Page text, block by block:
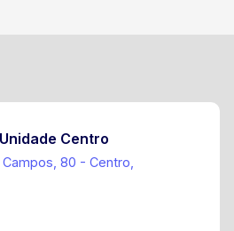
Centro
80 - Centro,